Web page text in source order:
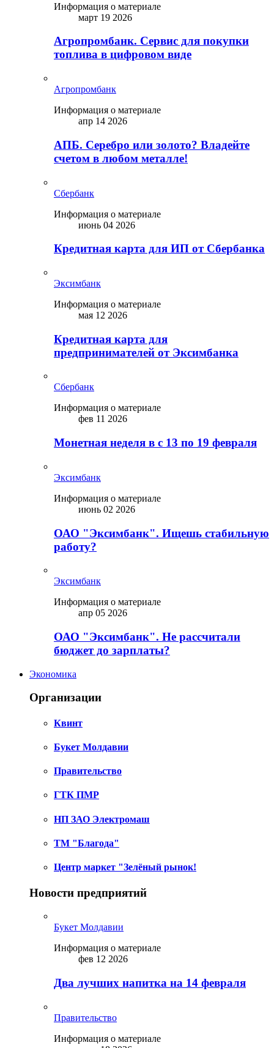
Информация о материале
март 19 2026
Агропромбанк. Сервис для покупки
топлива в цифровом виде
Агропромбанк
Информация о материале
апр 14 2026
АПБ. Серебро или золото? Владейте
счетом в любом металле!
Сбербанк
Информация о материале
июнь 04 2026
Кредитная карта для ИП от Сбербанка
Эксимбанк
Информация о материале
мая 12 2026
Кредитная карта для
предпринимателей от Эксимбанка
Сбербанк
Информация о материале
фев 11 2026
Монетная неделя в с 13 по 19 февраля
Эксимбанк
Информация о материале
июнь 02 2026
ОАО "Эксимбанк". Ищешь стабильную
работу?
Эксимбанк
Информация о материале
апр 05 2026
ОАО "Эксимбанк". Не рассчитали
бюджет до зарплаты?
Экономика
Организации
Квинт
Букет Молдавии
Правительство
ГТК ПМР
НП ЗАО Электромаш
ТМ "Благода"
Центр маркет "Зелёный рынок!
Новости предприятий
Букет Молдавии
Информация о материале
фев 12 2026
Два лучших напитка на 14 февраля
Правительство
Информация о материале